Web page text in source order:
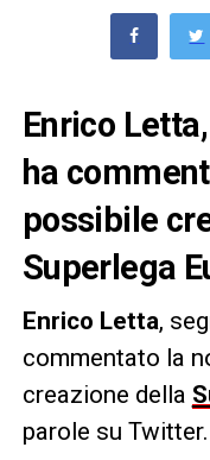
Enrico
ha
possibile
Superlega
Enrico Letta,
commentato la
creazione della
parole su Twitter.